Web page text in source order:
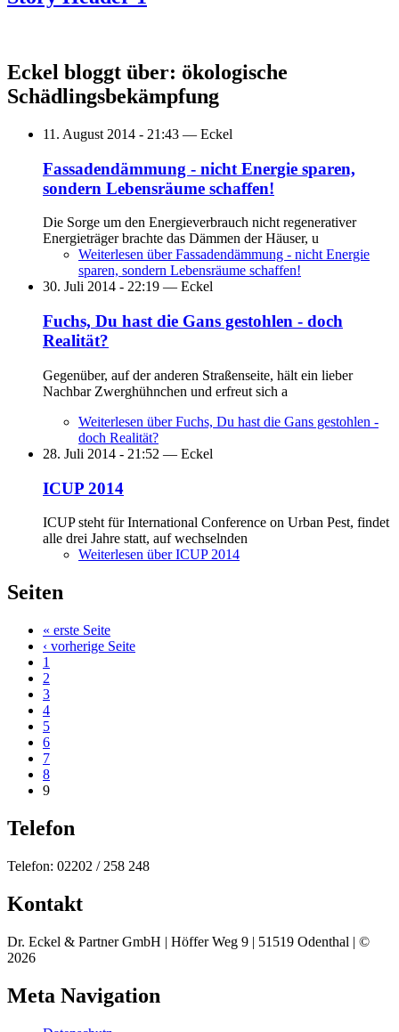
Eckel bloggt über: ökologische
Schädlingsbekämpfung
11. August 2014 - 21:43 — Eckel
Fassadendämmung - nicht Energie sparen,
sondern Lebensräume schaffen!
Die Sorge um den Energieverbrauch nicht regenerativer
Energieträger brachte das Dämmen der Häuser, u
Weiterlesen über Fassadendämmung - nicht Energie
sparen, sondern Lebensräume schaffen!
30. Juli 2014 - 22:19 — Eckel
Fuchs, Du hast die Gans gestohlen - doch
Realität?
Gegenüber, auf der anderen Straßenseite, hält ein lieber
Nachbar Zwerghühnchen und erfreut sich a
Weiterlesen über Fuchs, Du hast die Gans gestohlen -
doch Realität?
28. Juli 2014 - 21:52 — Eckel
ICUP 2014
ICUP steht für International Conference on Urban Pest, findet
alle drei Jahre statt, auf wechselnden
Weiterlesen über ICUP 2014
Seiten
« erste Seite
‹ vorherige Seite
1
2
3
4
5
6
7
8
9
Telefon
Telefon: 02202 / 258 248
Kontakt
Dr. Eckel & Partner GmbH | Höffer Weg 9 | 51519 Odenthal | ©
2026
Meta Navigation